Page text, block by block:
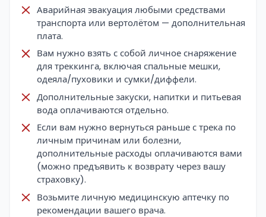
Аварийная эвакуация любыми средствами
транспорта или вертолётом — дополнительная
плата.
Вам нужно взять с собой личное снаряжение
для треккинга, включая спальные мешки,
одеяла/пуховики и сумки/диффели.
Дополнительные закуски, напитки и питьевая
вода оплачиваются отдельно.
Если вам нужно вернуться раньше с трека по
личным причинам или болезни,
дополнительные расходы оплачиваются вами
(можно предъявить к возврату через вашу
страховку).
Возьмите личную медицинскую аптечку по
рекомендации вашего врача.